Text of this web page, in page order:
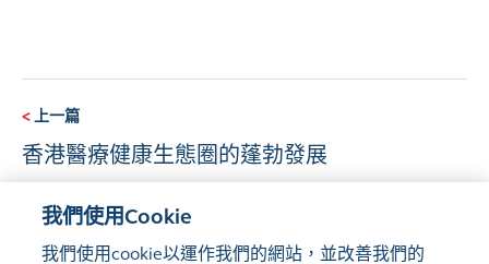
<上一篇
香港醫療健康生態圈的蓬勃發展
我們使用Cookie
我們使用cookie以運作我們的網站，並改善我們的